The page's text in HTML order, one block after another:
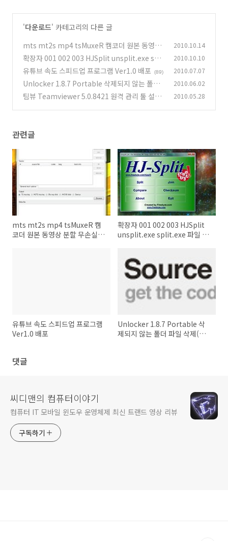
'다운로드' 카테고리의 다른 글
mts mt2s mp4 tsMuxeR 캠코더 원본 동영상
분할 무손실 편집 변환 파일 자르기 (33)
2010.10.14
확장자 001 002 003 HJSplit unsplit.exe spli
t.exe 파일 분할 파일 병합 (14)
2010.10.10
유튜브 속도 스피드업 프로그램 Ver1.0 배포 (89) 2010.07.07
Unlocker 1.8.7 Portable 삭제되지 않는 폴더
파일 삭제(무설치) (47)
2010.06.02
팀뷰 Teamviewer 5.0.8421 원격 관리 툴 설명
2010.05.28
관련글
mts mt2s mp4 tsMuxeR 캠
코더 원본 동영상 분할 무손실
확장자 001 002 003 HJSplit
unsplit.exe split.exe 파일 분
유튜브 속도 스피드업 프로그램
Ver1.0 배포
Unlocker 1.8.7 Portable 삭
제되지 않는 폴더 파일 삭제(무
댓글
씨디맨의 컴퓨터이야기
컴퓨터 IT 모바일 윈도우 운영체제 최신 트랜드 영상 리뷰
구독하기